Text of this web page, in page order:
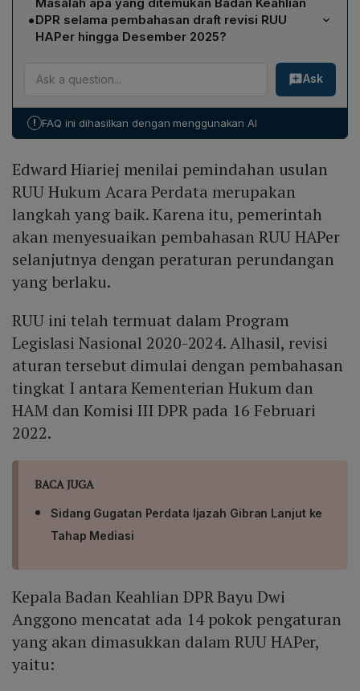
secara lebih efisien sehingga percepatan legislasi
dapat tercapai.
antara lain pemeriksaan perkara cepat untuk utang-
piutang, penggunaan sidang dan litigasi elektronik,
fasilitas ramah disabilitas, batas waktu panggilan
termohon, prosedur penyitaan dengan saksi, batas
waktu kasasi, pengiriman salinan putusan kasasi,
wewenang Mahkamah Agung untuk mendengar sendiri
pihak, hak pihak ketiga mengajukan permohonan,
pemeriksaan singkat oleh hakim tunggal, perbedaan
permohonan perampasan aset tindak pidana.
•
Masalah apa yang ditemukan Badan Keahlian
DPR selama pembahasan draft revisi RUU
HAPer hingga Desember 2025?
Selama dua bulan membedah draft, Badan Keahlian
mengidentifikasi setidaknya sepuluh isu, termasuk
kurangnya akomodasi bagi perkembangan teknologi
difabel, serta tidaknya pengaturan batas waktu
Isu‑isu ini menjadi fokus perbaikan sebelum RUU dapat
diajukan kembali.
Ask
! FAQ ini dihasilkan dengan menggunakan AI
Edward Hiariej menilai pemindahan usulan
RUU Hukum Acara Perdata merupakan
langkah yang baik. Karena itu, pemerintah
akan menyesuaikan pembahasan RUU HAPer
selanjutnya dengan peraturan perundangan
yang berlaku.
RUU ini telah termuat dalam Program
Legislasi Nasional 2020-2024. Alhasil, revisi
aturan tersebut dimulai dengan pembahasan
tingkat I antara Kementerian Hukum dan
HAM dan Komisi III DPR pada 16 Februari
2022.
BACA JUGA
Sidang Gugatan Perdata Ijazah Gibran Lanjut ke
Tahap Mediasi
Kepala Badan Keahlian DPR Bayu Dwi
Anggono mencatat ada 14 pokok pengaturan
yang akan dimasukkan dalam RUU HAPer,
yaitu: